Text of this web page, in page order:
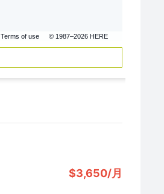
Terms of use © 1987–2026 HERE
$3,650/月